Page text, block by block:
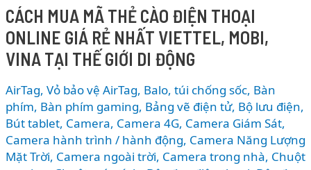
ĐA
150K
KHI
THANH
TOÁN
QUA
VNPAY
–
CÁCH
CÁCH MUA MÃ THẺ CÀO ĐIỆN THOẠI
ONLINE GIÁ RẺ NHẤT VIETTEL, MOBI,
VINA TẠI THẾ GIỚI DI ĐỘNG
AirTag, Vỏ bảo vệ AirTag, Balo, túi chống sốc, Bàn
phím, Bàn phím gaming, Bảng vẽ điện tử, Bộ lưu điện,
Bút tablet, Camera, Camera 4G, Camera Giám Sát,
Camera hành trình / hành động, Camera Năng Lượng
Mặt Trời, Camera ngoài trời, Camera trong nhà, Chuột